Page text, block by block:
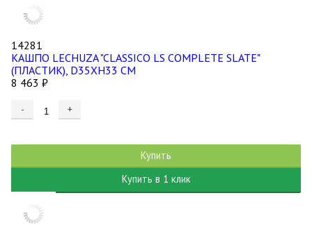
14281
КАШПО LECHUZA "CLASSICO LS COMPLETE SLATE"
(ПЛАСТИК), D35XH33 СМ
8 463 ₽
- +
Купить
Купить в 1 клик